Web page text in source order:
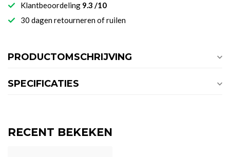
Klantbeoordeling 9.3 /10
30 dagen retourneren of ruilen
PRODUCTOMSCHRIJVING
SPECIFICATIES
RECENT BEKEKEN